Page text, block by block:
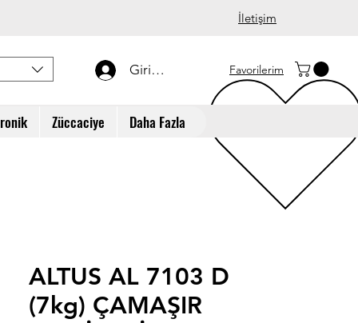
İletişim
Giriş Yap Favorilerim
Züccaciye Daha Fazla
ALTUS AL 7103 D
(7kg) ÇAMAŞIR